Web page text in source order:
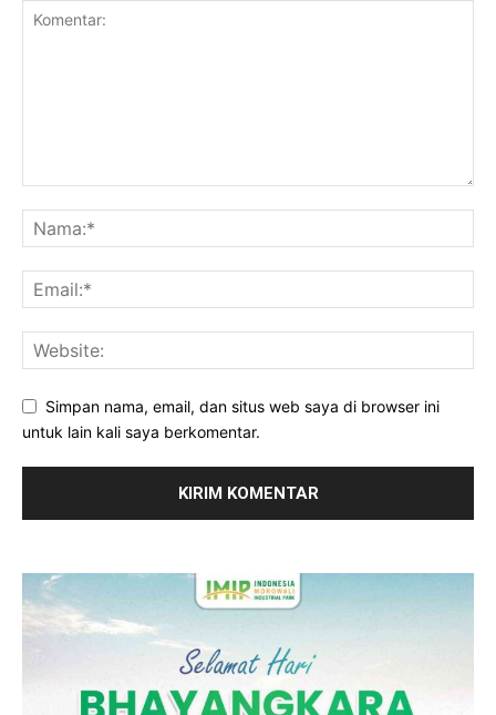
Simpan nama, email, dan situs web saya di browser ini
untuk lain kali saya berkomentar.